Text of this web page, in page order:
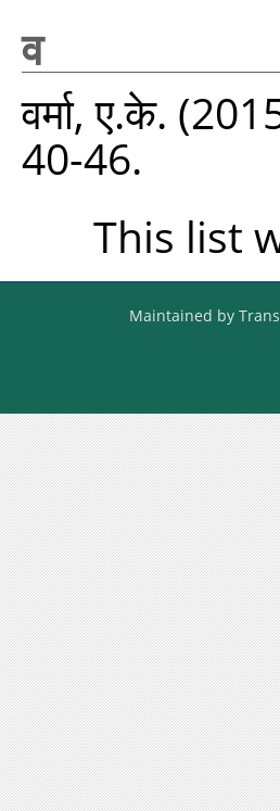
व
वर्मा, ए.के.
40-46.
This list
Maintained by